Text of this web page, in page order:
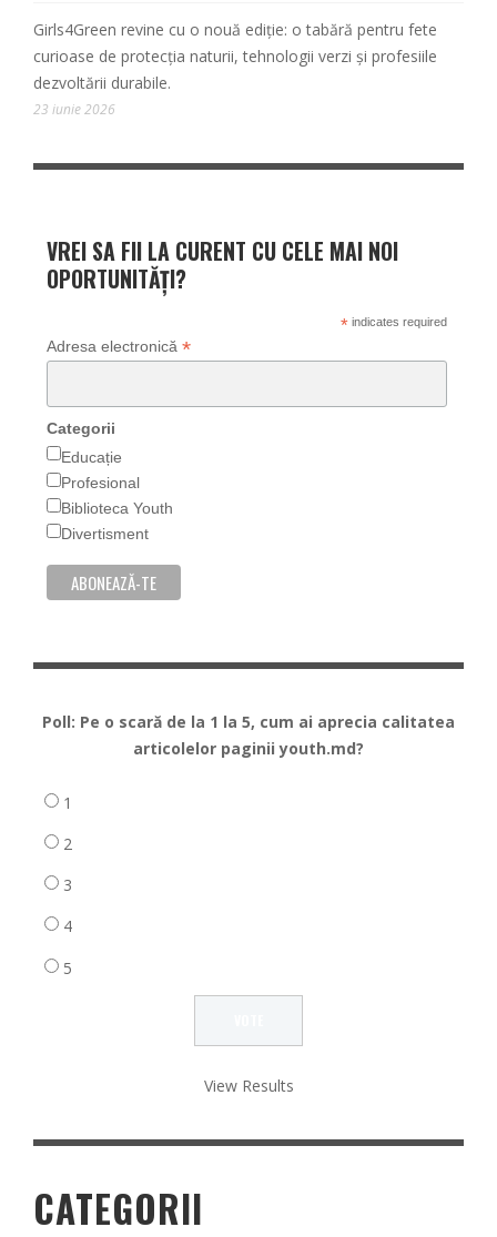
Girls4Green revine cu o nouă ediție: o tabără pentru fete
curioase de protecția naturii, tehnologii verzi și profesiile
dezvoltării durabile.
23 iunie 2026
VREI SA FII LA CURENT CU CELE MAI NOI
OPORTUNITĂȚI?
*indicates required
Adresa electronică *
Categorii
Educație
Profesional
Biblioteca Youth
Divertisment
Poll: Pe o scară de la 1 la 5, cum ai aprecia calitatea
articolelor paginii youth.md?
1
2
3
4
5
View Results
CATEGORII